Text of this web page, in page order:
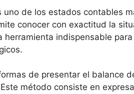
uno de los estados contables
conocer con exactitud la
herramienta indispensable
de presentar el balance
método consiste en